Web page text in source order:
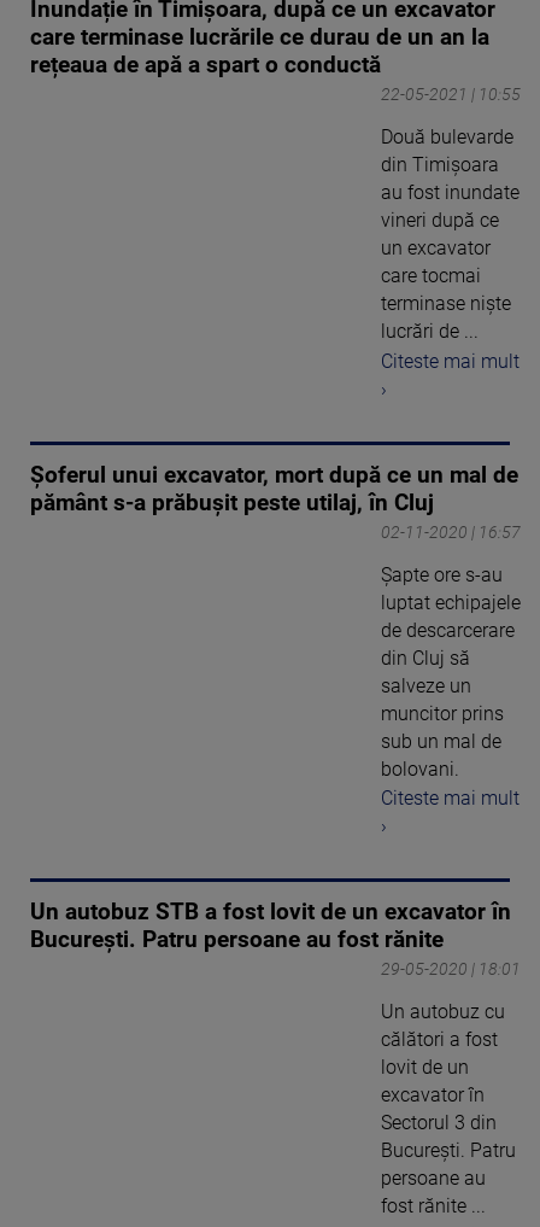
Inundație în Timișoara, după ce un excavator
care terminase lucrările ce durau de un an la
rețeaua de apă a spart o conductă
22-05-2021 | 10:55
Două bulevarde
din Timișoara
au fost inundate
vineri după ce
un excavator
care tocmai
terminase niște
lucrări de ...
Citeste mai mult
›
Șoferul unui excavator, mort după ce un mal de
pământ s-a prăbușit peste utilaj, în Cluj
02-11-2020 | 16:57
Șapte ore s-au
luptat echipajele
de descarcerare
din Cluj să
salveze un
muncitor prins
sub un mal de
bolovani.
Citeste mai mult
›
Un autobuz STB a fost lovit de un excavator în
București. Patru persoane au fost rănite
29-05-2020 | 18:01
Un autobuz cu
călători a fost
lovit de un
excavator în
Sectorul 3 din
Bucureşti. Patru
persoane au
fost rănite ...